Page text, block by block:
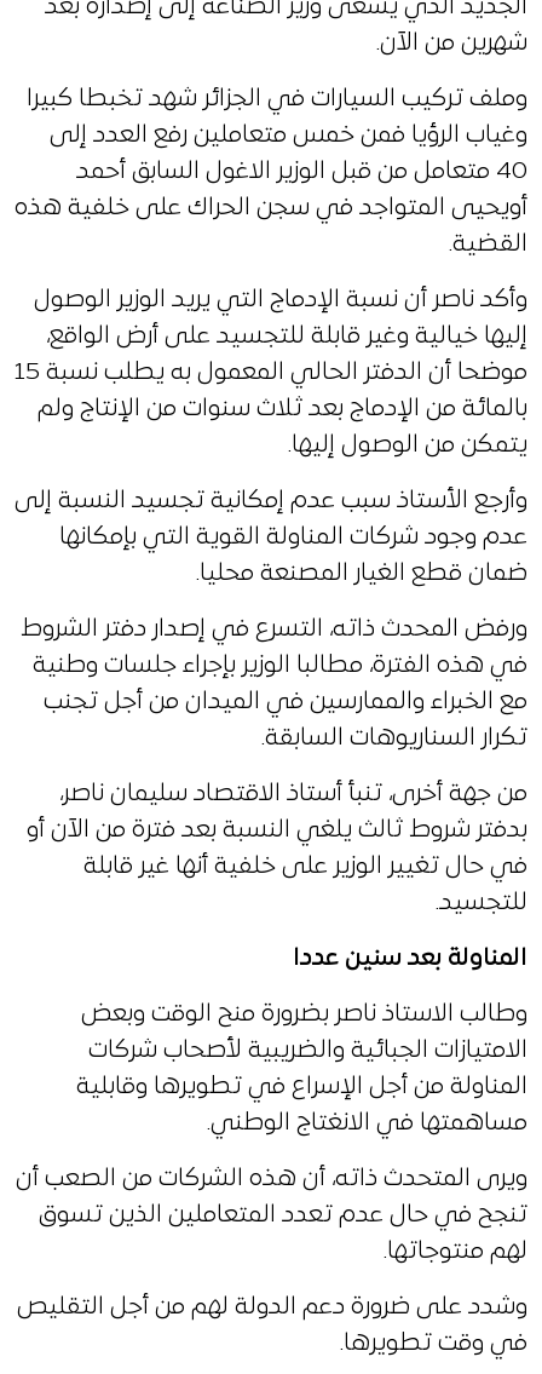
الجديد الذي يسعى وزير الصناعة إلى إصداره بعد
شهرين من الآن.
وملف تركيب السيارات في الجزائر شهد تخبطا كبيرا
وغياب الرؤيا فمن خمس متعاملين رفع العدد إلى
40 متعامل من قبل الوزير الاغول السابق أحمد
أويحيى المتواجد في سجن الحراك على خلفية هذه
القضية.
وأكد ناصر أن نسبة الإدماج التي يريد الوزير الوصول
إليها خيالية وغير قابلة للتجسيد على أرض الواقع،
موضحا أن الدفتر الحالي المعمول به يطلب نسبة 15
بالمائة من الإدماج بعد ثلاث سنوات من الإنتاج ولم
يتمكن من الوصول إليها.
وأرجع الأستاذ سبب عدم إمكانية تجسيد النسبة إلى
عدم وجود شركات المناولة القوية التي بإمكانها
ضمان قطع الغيار المصنعة محليا.
ورفض المحدث ذاته، التسرع في إصدار دفتر الشروط
في هذه الفترة، مطالبا الوزير بإجراء جلسات وطنية
مع الخبراء والممارسين في الميدان من أجل تجنب
تكرار السناريوهات السابقة.
من جهة أخرى، تنبأ أستاذ الاقتصاد سليمان ناصر،
بدفتر شروط ثالث يلغي النسبة بعد فترة من الآن أو
في حال تغيير الوزير على خلفية أنها غير قابلة
للتجسيد.
المناولة بعد سنين عددا
وطالب الاستاذ ناصر بضرورة منح الوقت وبعض
الامتيازات الجبائية والضريبية لأصحاب شركات
المناولة من أجل الإسراع في تطويرها وقابلية
مساهمتها في الانغتاج الوطني.
ويرى المتحدث ذاته، أن هذه الشركات من الصعب أن
تنجح في حال عدم تعدد المتعاملين الذين تسوق
لهم منتوجاتها.
وشدد على ضرورة دعم الدولة لهم من أجل التقليص
في وقت تطويرها.